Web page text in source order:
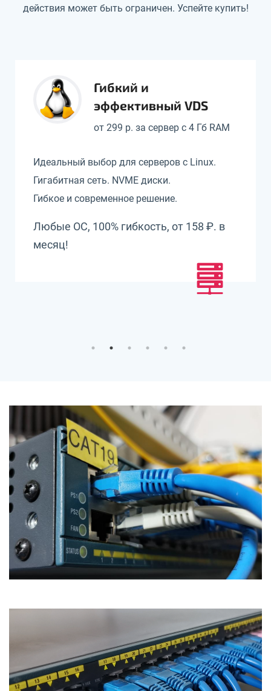
действия может быть ограничен. Успейте купить!
Гибкий и
эффективный VDS
от 299 р. за сервер с 4 Гб RAM
Идеальный выбор для серверов с Linux.
Гигабитная сеть. NVME диски.
Гибкое и современное решение.
Любые ОС, 100% гибкость, от 158 ₽. в
месяц!